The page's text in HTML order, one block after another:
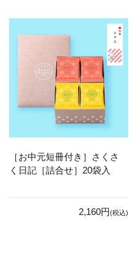
［お中元短冊付き］さくさ
く日記［詰合せ］20袋入
2,160円(税込)